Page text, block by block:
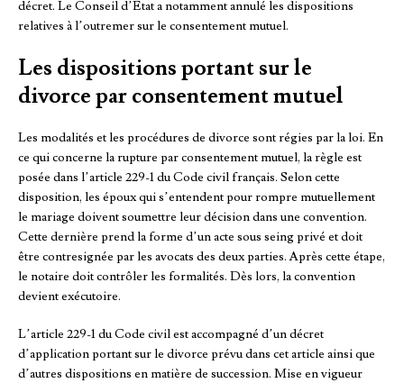
décret. Le Conseil d’État a notamment annulé les dispositions
relatives à l’outremer sur le consentement mutuel.
Les dispositions portant sur le
divorce par consentement mutuel
Les modalités et les procédures de divorce sont régies par la loi. En
ce qui concerne la rupture par consentement mutuel, la règle est
posée dans l’article 229-1 du Code civil français. Selon cette
disposition, les époux qui s’entendent pour rompre mutuellement
le mariage doivent soumettre leur décision dans une convention.
Cette dernière prend la forme d’un acte sous seing privé et doit
être contresignée par les avocats des deux parties. Après cette étape,
le notaire doit contrôler les formalités. Dès lors, la convention
devient exécutoire.
L’article 229-1 du Code civil est accompagné d’un décret
d’application portant sur le divorce prévu dans cet article ainsi que
d’autres dispositions en matière de succession. Mise en vigueur